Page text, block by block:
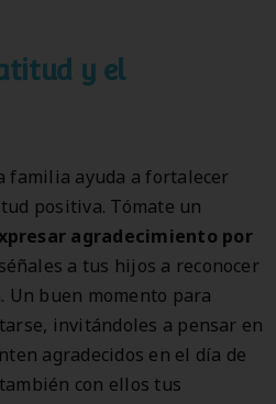
y el
familia ayuda a fortalecer
positiva. Tómate un
agradecimiento por
a tus hijos a reconocer
Un buen momento para
invitándoles a pensar en
agradecidos en el día de
con ellos tus